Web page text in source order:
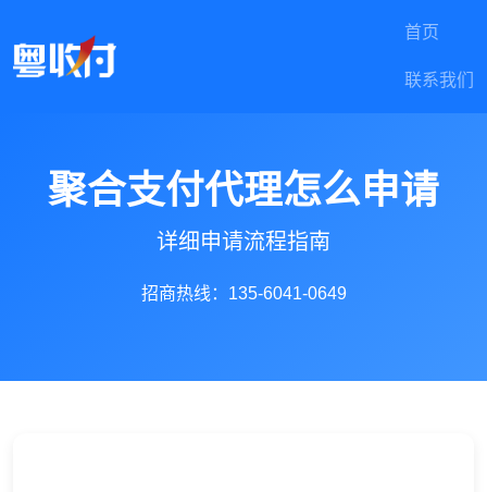
首页
联系我们
聚合支付代理怎么申请
详细申请流程指南
招商热线：135-6041-0649